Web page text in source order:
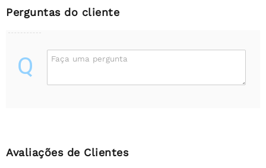
Perguntas do cliente
Q Faça uma pergunta
Avaliações de Clientes